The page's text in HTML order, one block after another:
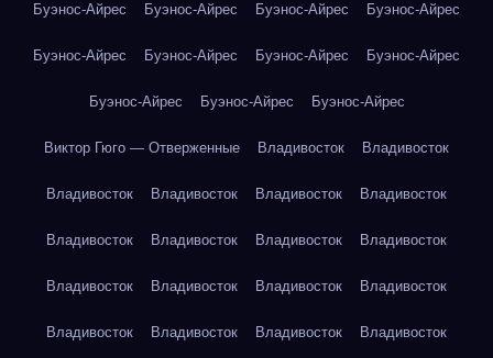
Буэнос-Айрес Буэнос-Айрес Буэнос-Айрес Буэнос-Айрес
Буэнос-Айрес Буэнос-Айрес Буэнос-Айрес Буэнос-Айрес
Буэнос-Айрес Буэнос-Айрес Буэнос-Айрес
Виктор Гюго — Отверженные Владивосток Владивосток
Владивосток Владивосток Владивосток Владивосток
Владивосток Владивосток Владивосток Владивосток
Владивосток Владивосток Владивосток Владивосток
Владивосток Владивосток Владивосток Владивосток